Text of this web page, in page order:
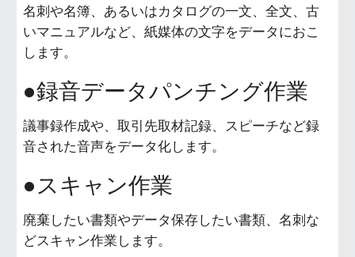
名刺や名簿、あるいはカタログの一文、全文、古
いマニュアルなど、紙媒体の文字をデータにおこ
します。
●録音データパンチング作業
議事録作成や、取引先取材記録、スピーチなど録
音された音声をデータ化します。
●スキャン作業
廃棄したい書類やデータ保存したい書類、名刺な
どスキャン作業します。